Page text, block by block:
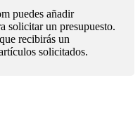
puedes añadir
solicitar un presupuesto.
recibirás un
solicitados.